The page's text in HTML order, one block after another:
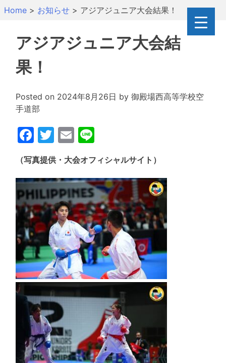
SkipHome > お知らせ > アジアジュニア大会結果！
アジアジュニア大会結
果！
Posted on 2024年8月26日 by 御殿場西高等学校空
手道部
Facebook
Twitter
Email
（写真提供・大会オフィシャルサイト）